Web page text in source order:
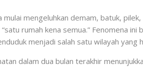
mengeluhkan demam, batuk,
rumah kena semua.” Fenomena
menjadi salah satu wilayah yang
dalam dua bulan terakhir